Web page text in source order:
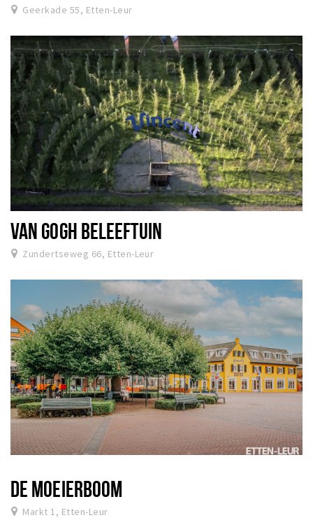
Geerkade 55, Etten-Leur
VAN GOGH BELEEFTUIN
Zundertseweg 66, Etten-Leur
DE MOEIERBOOM
Markt 1, Etten-Leur